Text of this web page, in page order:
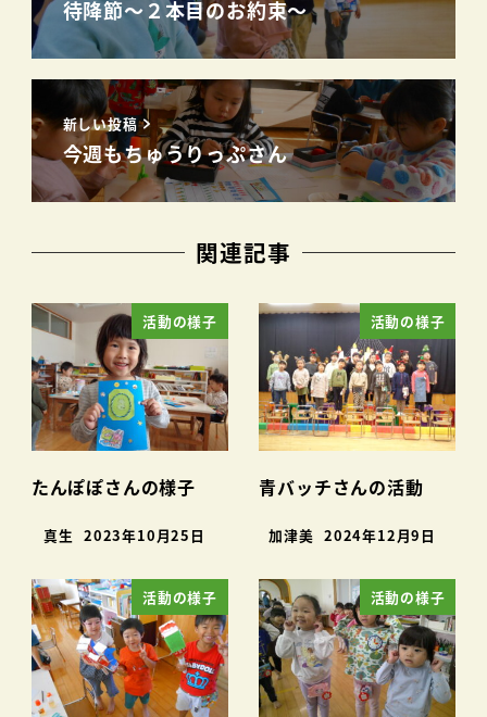
待降節～２本目のお約束～
新しい投稿
今週もちゅうりっぷさん
関連記事
活動の様子
たんぽぽさんの様子
真生 2023年10月25日
活動の様子
青バッチさんの活動
加津美 2024年12月9日
活動の様子 活動の様子